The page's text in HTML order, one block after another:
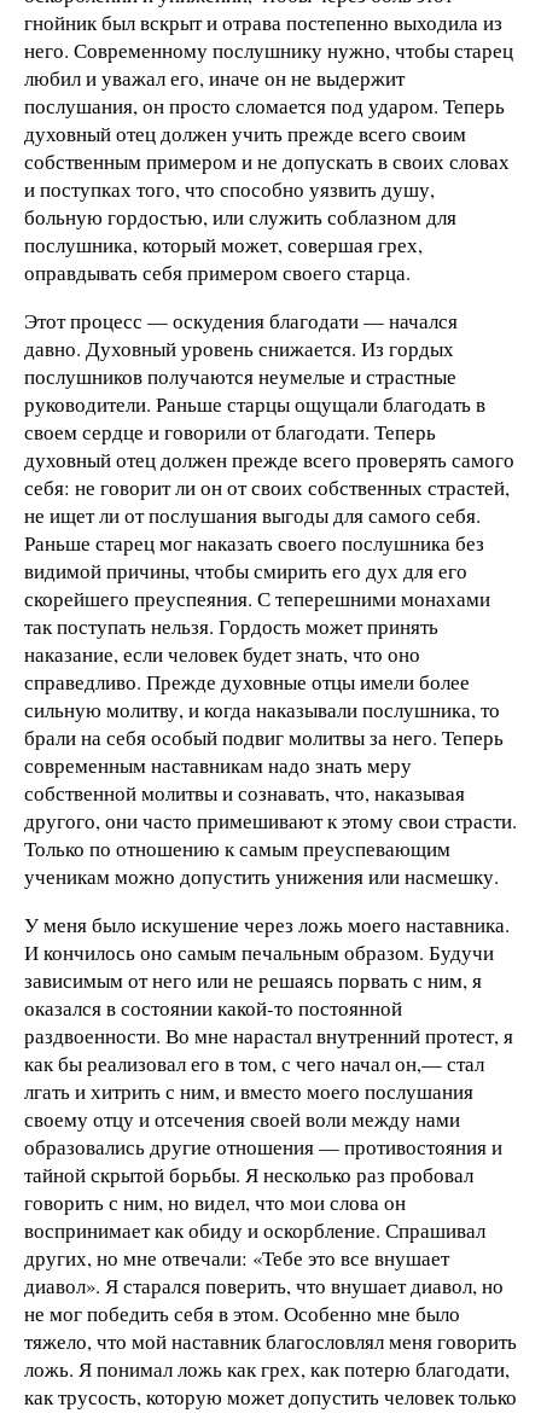
гнойник был вскрыт и отрава постепенно выходила из
него. Современному послушнику нужно, чтобы старец
любил и уважал его, иначе он не выдержит
послушания, он просто сломается под ударом. Теперь
духовный отец должен учить прежде всего своим
собственным примером и не допускать в своих словах
и поступках того, что способно уязвить душу,
больную гордостью, или служить соблазном для
послушника, который может, совершая грех,
оправдывать себя примером своего старца.
Этот процесс — оскудения благодати — начался
давно. Духовный уровень снижается. Из гордых
послушников получаются неумелые и страстные
руководители. Раньше старцы ощущали благодать в
своем сердце и говорили от благодати. Теперь
духовный отец должен прежде всего проверять самого
себя: не говорит ли он от своих собственных страстей,
не ищет ли от послушания выгоды для самого себя.
Раньше старец мог наказать своего послушника без
видимой причины, чтобы смирить его дух для его
скорейшего преуспеяния. С теперешними монахами
так поступать нельзя. Гордость может принять
наказание, если человек будет знать, что оно
справедливо. Прежде духовные отцы имели более
сильную молитву, и когда наказывали послушника, то
брали на себя особый подвиг молитвы за него. Теперь
современным наставникам надо знать меру
собственной молитвы и сознавать, что, наказывая
другого, они часто примешивают к этому свои страсти.
Только по отношению к самым преуспевающим
ученикам можно допустить унижения или насмешку.
У меня было искушение через ложь моего наставника.
И кончилось оно самым печальным образом. Будучи
зависимым от него или не решаясь порвать с ним, я
оказался в состоянии какой-то постоянной
раздвоенности. Во мне нарастал внутренний протест, я
как бы реализовал его в том, с чего начал он,— стал
лгать и хитрить с ним, и вместо моего послушания
своему отцу и отсечения своей воли между нами
образовались другие отношения — противостояния и
тайной скрытой борьбы. Я несколько раз пробовал
говорить с ним, но видел, что мои слова он
воспринимает как обиду и оскорбление. Спрашивал
других, но мне отвечали: «Тебе это все внушает
диавол». Я старался поверить, что внушает диавол, но
не мог победить себя в этом. Особенно мне было
тяжело, что мой наставник благословлял меня говорить
ложь. Я понимал ложь как грех, как потерю благодати,
как трусость, которую может допустить человек только